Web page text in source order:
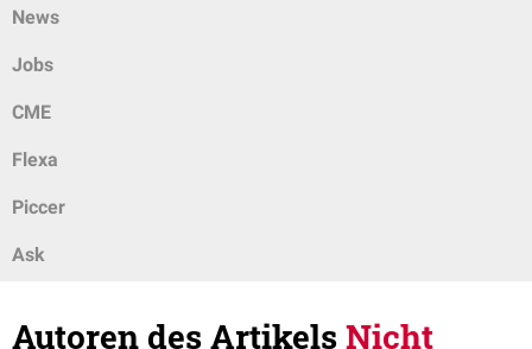
News
Jobs
CME
Flexa
Piccer
Ask
Autoren des ArtikelsNicht